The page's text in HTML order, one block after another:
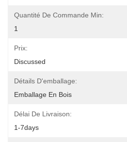
Quantité De Commande Min:
1
Prix:
Discussed
Détails D'emballage:
Emballage En Bois
Délai De Livraison:
1-7days